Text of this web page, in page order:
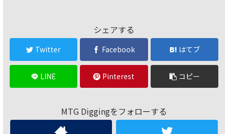
シェアする
Twitter Facebook はてブ
LINE Pinterest コピー
MTG Diggingをフォローする